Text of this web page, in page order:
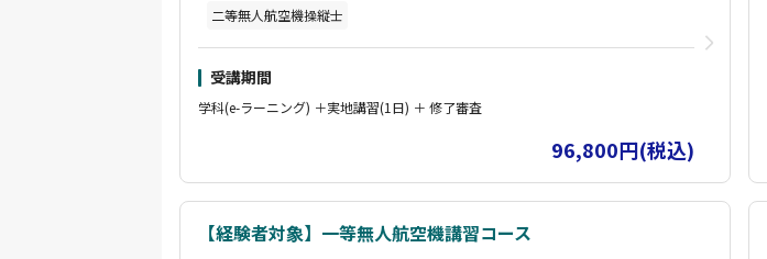
二等無人航空機操縦士
受講期間
学科(e-ラーニング) ＋実地講習(1日) ＋ 修了審査
96,800円(税込)
【経験者対象】一等無人航空機講習コース